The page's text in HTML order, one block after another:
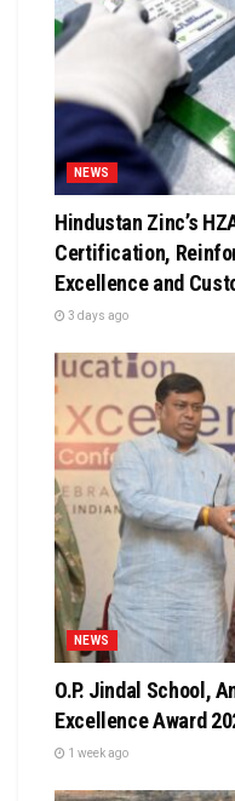
NEWS
Hindustan Zinc’s
Certification,
Excellence and
3 days ago
NEWS
O.P. Jindal School,
Excellence Award
1 week ago